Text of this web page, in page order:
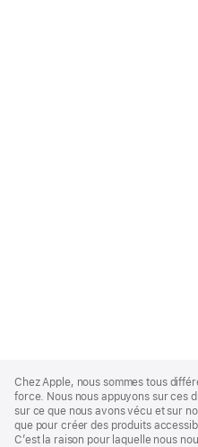
Footer
Chez Apple, nous sommes tous
force. Nous nous appuyons sur ces
sur ce que nous avons vécu et sur
que pour créer des produits
C’est la raison pour laquelle nous